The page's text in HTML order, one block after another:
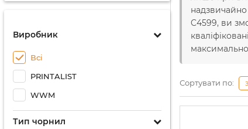
Виробник
Всі
PRINTALIST
WWM
Тип чорнил
надзвичайно
C4599, ви
Сортувати по: